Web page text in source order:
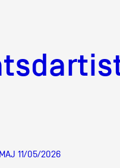
MAJ 11/05/2026